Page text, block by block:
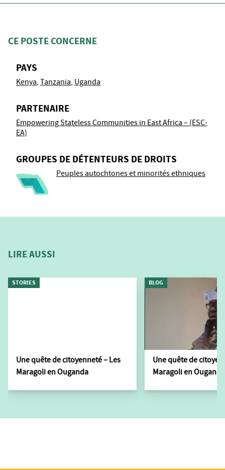
CE POSTE CONCERNE
PAYS
Kenya Tanzania Uganda
PARTENAIRE
Empowering Stateless Communities in East Africa – (ESC-
EA)
GROUPES DE DÉTENTEURS DE DROITS
Peuples autochtones et minorités ethniques
LIRE AUSSI
STORIES
Une quête de citoyenneté – Les
Maragoli en Ouganda
BLOG
Une quête de
Maragoli en Ouganda